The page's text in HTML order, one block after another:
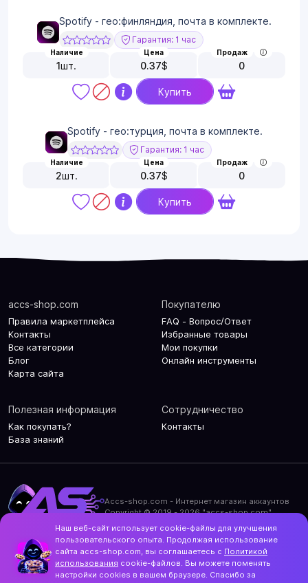
Spotify - гео:финляндия, почта в комплекте.
Гарантия: 1 час
Наличие
1шт.
Цена
0.37$
Продаж
0
Купить
Spotify - гео:турция, почта в комплекте.
Гарантия: 1 час
Наличие
2шт.
Цена
0.37$
Продаж
0
Купить
accs-shop.com
Правила маркетплейса
Контакты
Все категории
Блог
Карта сайта
Покупателю
FAQ - Вопрос/Ответ
Избранные товары
Мои покупки
Онлайн инструменты
Полезная информация
Как покупать?
База знаний
Сотрудничество
Контакты
Accs-shop.com - Интернет магазин аккаунтов
Copyright © 2019 - 2026 "accs-shop.com"
Политика использования cookie-файлов
Контакты и актуальный адрес сайта
Structo
Дизайн и разработка
Наш веб-сайт использует cookie-файлы для улучшения
пользовательского опыта. Продолжая использование
сайта accs-shop.com, вы соглашаетесь с Политикой
использования cookie-файлов. Вы можете поменять
настройки cookies в вашем браузере. Спасибо за